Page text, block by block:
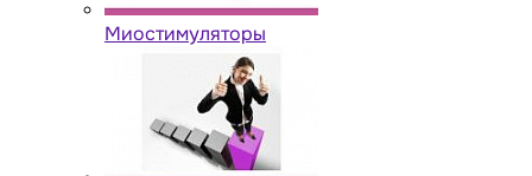
Миостимуляторы